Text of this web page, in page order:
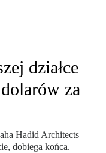
działce
za
Hadid Architects
dobiega końca.